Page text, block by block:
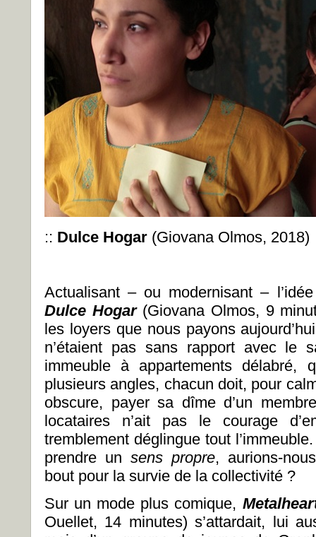
:: Dulce Hogar (Giovana Olmos, 2018)
Actualisant – ou modernisant –
Dulce Hogar (Giovana Olmos, 9
les loyers que nous payons
n’étaient pas sans rapport avec le
immeuble à appartements délabré,
plusieurs angles, chacun doit, pour
obscure, payer sa dîme d’un
locataires n’ait pas le courage
tremblement déglingue tout
prendre un sens propre, aurions-
bout pour la survie de la collectivité ?
Sur un mode plus comique,
Ouellet, 14 minutes) s’attardait, lui